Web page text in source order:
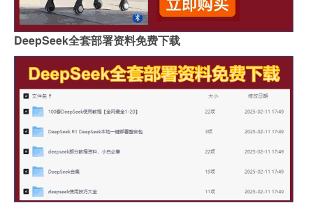
DeepSeek全套部署资料免费下载